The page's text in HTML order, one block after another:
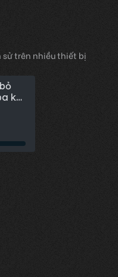
sử trên nhiều thiết bị
kẻ